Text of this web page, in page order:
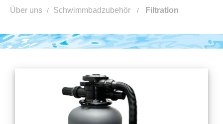
Über uns Schwimmbadzubehör Filtration